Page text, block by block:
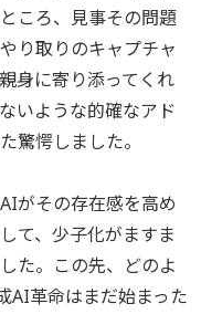
ころ、見事その問題
り取りのキャプチャ
身に寄り添ってくれ
いような的確なアド
驚愕しました。
がその存在感を高め
て、少子化がますま
た。この先、どのよ
AI革命はまだ始まった